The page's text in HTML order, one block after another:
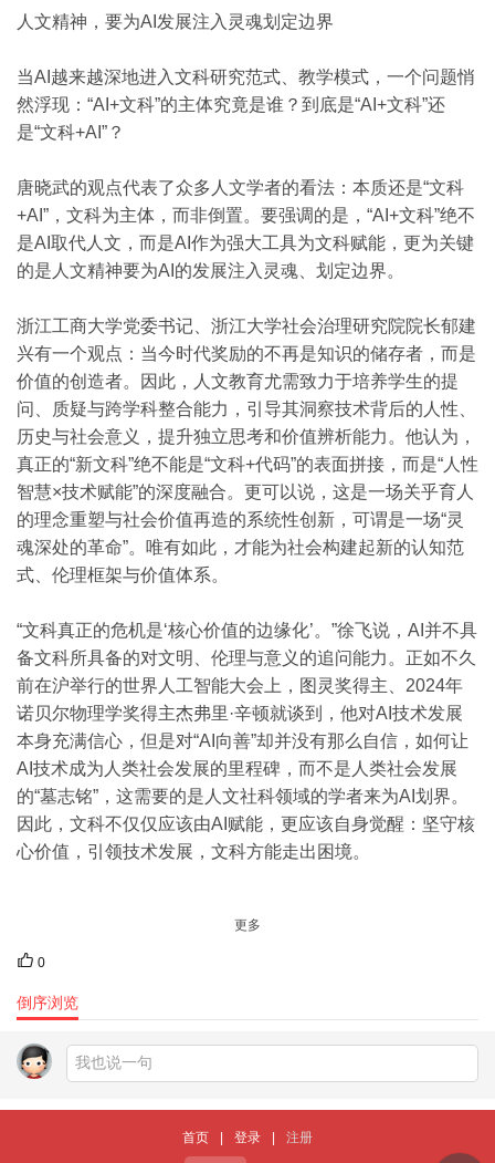
人文精神，要为AI发展注入灵魂划定边界
当AI越来越深地进入文科研究范式、教学模式，一个问题悄
然浮现：“AI+文科”的主体究竟是谁？到底是“AI+文科”还
是“文科+AI”？
唐晓武的观点代表了众多人文学者的看法：本质还是“文科
+AI”，文科为主体，而非倒置。要强调的是，“AI+文科”绝不
是AI取代人文，而是AI作为强大工具为文科赋能，更为关键
的是人文精神要为AI的发展注入灵魂、划定边界。
浙江工商大学党委书记、浙江大学社会治理研究院院长郁建
兴有一个观点：当今时代奖励的不再是知识的储存者，而是
价值的创造者。因此，人文教育尤需致力于培养学生的提
问、质疑与跨学科整合能力，引导其洞察技术背后的人性、
历史与社会意义，提升独立思考和价值辨析能力。他认为，
真正的“新文科”绝不能是“文科+代码”的表面拼接，而是“人性
智慧×技术赋能”的深度融合。更可以说，这是一场关乎育人
的理念重塑与社会价值再造的系统性创新，可谓是一场“灵
魂深处的革命”。唯有如此，才能为社会构建起新的认知范
式、伦理框架与价值体系。
“文科真正的危机是‘核心价值的边缘化’。”徐飞说，AI并不具
备文科所具备的对文明、伦理与意义的追问能力。正如不久
前在沪举行的世界人工智能大会上，图灵奖得主、2024年
诺贝尔物理学奖得主杰弗里·辛顿就谈到，他对AI技术发展
本身充满信心，但是对“AI向善”却并没有那么自信，如何让
AI技术成为人类社会发展的里程碑，而不是人类社会发展
的“墓志铭”，这需要的是人文社科领域的学者来为AI划界。
因此，文科不仅仅应该由AI赋能，更应该自身觉醒：坚守核
心价值，引领技术发展，文科方能走出困境。
更多
0
倒序浏览
首页 登录 注册